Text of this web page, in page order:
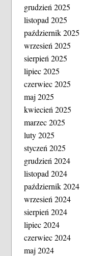
grudzień 2025
listopad 2025
październik 2025
wrzesień 2025
sierpień 2025
lipiec 2025
czerwiec 2025
maj 2025
kwiecień 2025
marzec 2025
luty 2025
styczeń 2025
grudzień 2024
listopad 2024
październik 2024
wrzesień 2024
sierpień 2024
lipiec 2024
czerwiec 2024
maj 2024